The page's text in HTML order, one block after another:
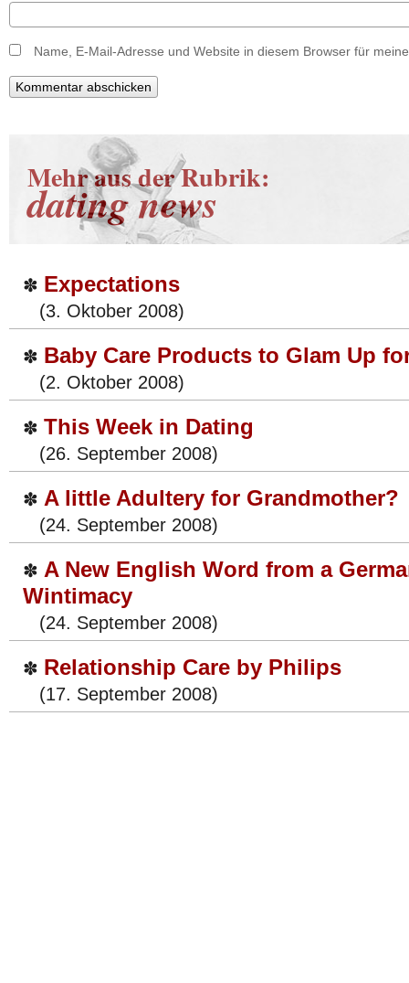
Name, E-Mail-Adresse und Website in diesem Browser für
Mehr aus der Rubrik:
dating news
✽ Expectations
(3. Oktober 2008)
✽ Baby Care Products to Glam Up
(2. Oktober 2008)
✽ This Week in Dating
(26. September 2008)
✽ A little Adultery for Grandmother?
(24. September 2008)
✽ A New English Word from a
Wintimacy
(24. September 2008)
✽ Relationship Care by Philips
(17. September 2008)